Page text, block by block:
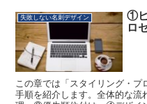
失敗しない名刺デザイン
①ヒ
ロ
この章では「スタイリング・
手順を紹介します。全体的な